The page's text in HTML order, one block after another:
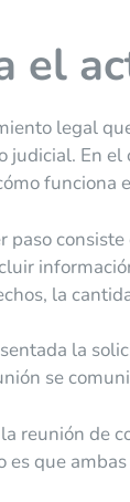
el
legal
judicial. En
funciona
paso
la
la
se
reunión de
que